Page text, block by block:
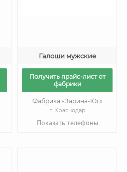
Галоши мужские
Получить прайс-лист от
фабрики
Фабрика «Зарина-Юг»
г. Краснодар
Показать телефоны